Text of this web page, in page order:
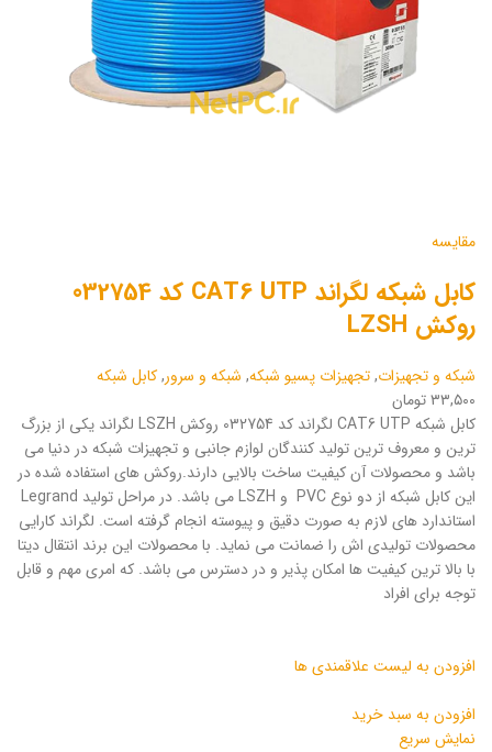
مقایسه
کابل شبکه لگراند CAT6 UTP کد 032754
روکش LZSH
شبکه و تجهیزات,تجهیزات پسیو شبکه, شبکه و سرور,کابل شبکه
۳۳,۵۰۰ تومان
کابل شبکه CAT6 UTP لگراند کد 032754 روکش LSZH لگراند یکی از بزرگ
ترین و معروف ترین تولید کنندگان لوازم جانبی و تجهیزات شبکه در دنیا می
باشد و محصولات آن کیفیت ساخت بالایی دارند.روکش های استفاده شده در
این کابل شبکه از دو نوع PVC و LSZH می باشد. در مراحل تولید Legrand
استاندارد های لازم به صورت دقیق و پیوسته انجام گرفته است. لگراند کارایی
محصولات تولیدی اش را ضمانت می نماید. با محصولات این برند انتقال دیتا
با بالا ترین کیفیت ها امکان پذیر و در دسترس می باشد. که امری مهم و قابل
توجه برای افراد
افزودن به لیست علاقمندی ها
افزودن به سبد خرید
نمایش سریع